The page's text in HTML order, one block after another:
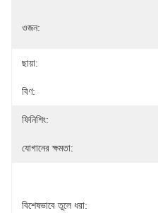
ওজন:
ছায়া:
বিণ:
ফিনিশিং:
যোগানের ক্ষমতা:
বিশেষভাবে তুলে ধরা: